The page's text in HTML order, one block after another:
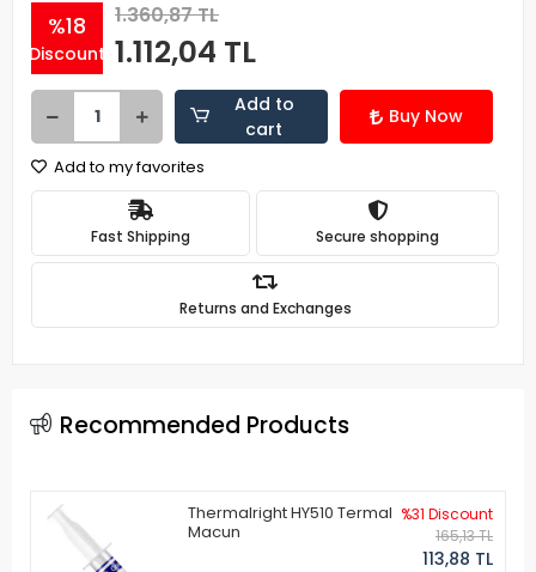
%18
Discount
1.360,87 TL
1.112,04 TL
Add to
cart
Buy Now
Add to my favorites
Fast Shipping Secure shopping
Returns and Exchanges
Recommended Products
Thermalright HY510 Termal
Macun
%31 Discount
165,13 TL
113,88 TL